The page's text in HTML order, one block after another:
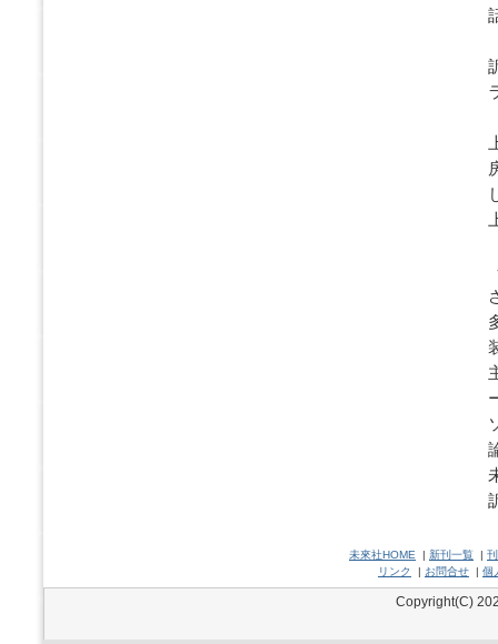
未來社HOME | 新刊一覧 |
リンク
| お問合せ | 個
Copyright(C)